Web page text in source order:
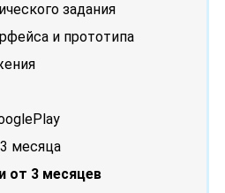
задания
и прототипа
месяца
от 3 месяцев